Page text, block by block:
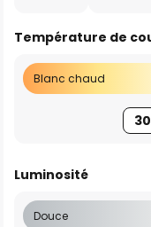
Température de
Blanc chaud
Luminosité
Douce